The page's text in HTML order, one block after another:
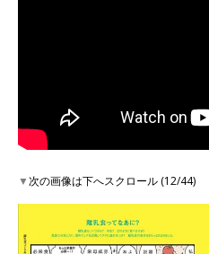
▼次の画像は下へスクロール (12/44)